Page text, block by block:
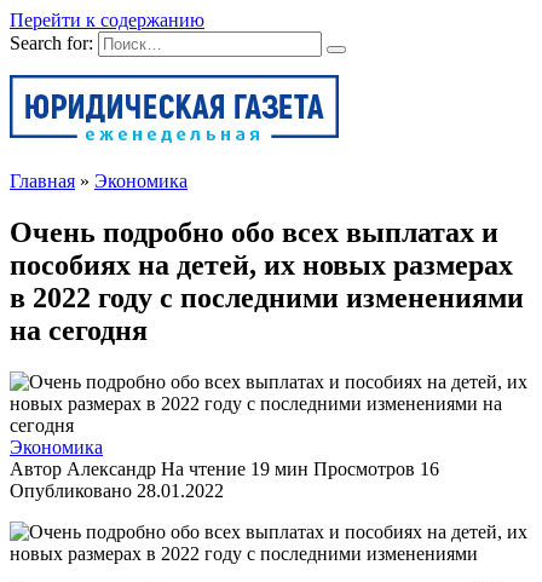
Перейти к содержанию
Search for:
Главная » Экономика
Очень подробно обо всех выплатах и
пособиях на детей, их новых размерах
в 2022 году с последними изменениями
на сегодня
Экономика
Автор Александр На чтение 19 мин Просмотров 16
Опубликовано 28.01.2022